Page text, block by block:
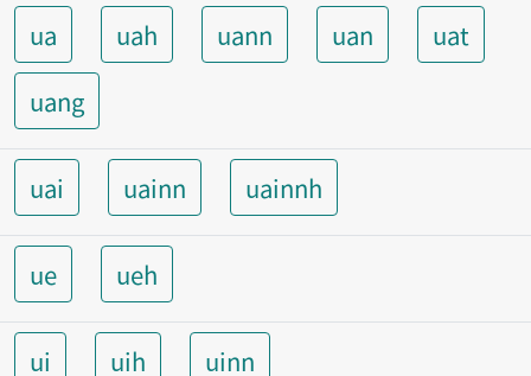
ua uah uann uan
uat
uang
uai uainn uainnh
ue ueh
ui uih uinn